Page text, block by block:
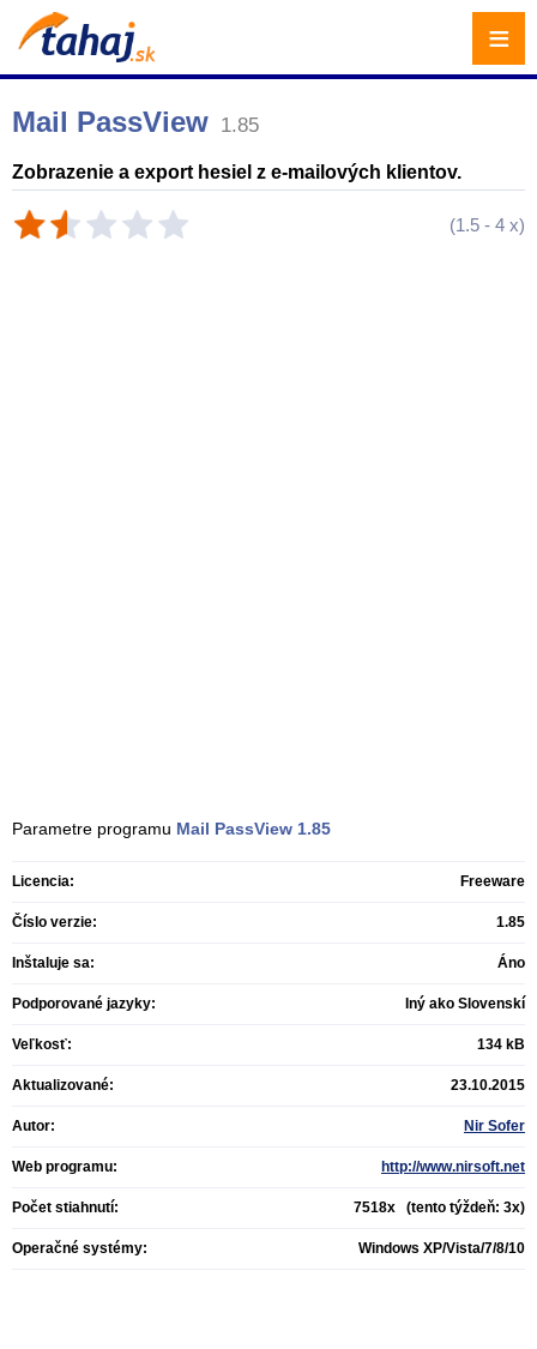
Mail PassView 1.85
Zobrazenie a export hesiel z e-mailových klientov.
(1.5 - 4 x)
Parametre programu Mail PassView 1.85
Licencia: Freeware
Číslo verzie: 1.85
Inštaluje sa: Áno
Podporované jazyky: Iný ako Slovenskí
Veľkosť: 134 kB
Aktualizované: 23.10.2015
Autor: Nir Sofer
Web programu: http://www.nirsoft.net
Počet stiahnutí: 7518x (tento týždeň: 3x)
Operačné systémy: Windows XP/Vista/7/8/10
≡